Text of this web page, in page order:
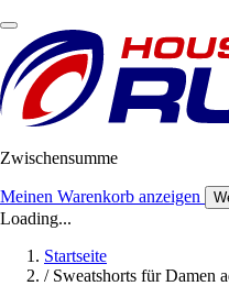
Zwischensumme
Meinen Warenkorb anzeigen
Loading...
Startseite
/ Sweatshorts für Damen